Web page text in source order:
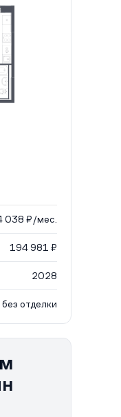
038 ₽/мес.
194 981 ₽
2028
без отделки